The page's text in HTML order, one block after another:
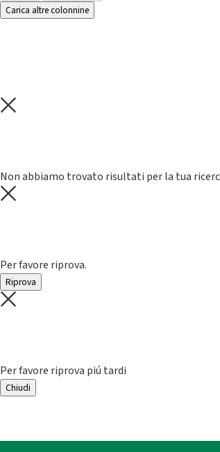
Carica altre colonnine
Non abbiamo trovato risultati per la tua
Per favore riprova.
Riprova
Per favore riprova piú tardi
Chiudi